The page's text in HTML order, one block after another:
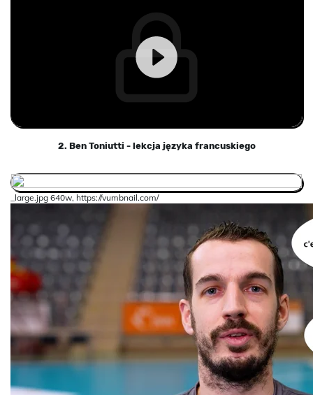
2. Ben Toniutti - lekcja języka francuskiego
_large.jpg 640w, https://vumbnail.com/